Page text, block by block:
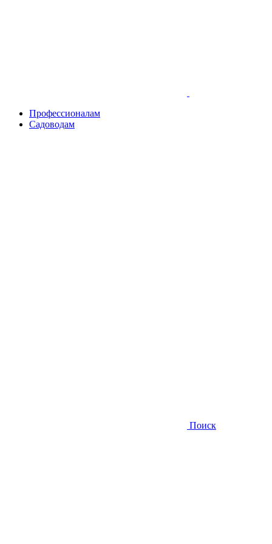
Профессионалам
Садоводам
Поиск